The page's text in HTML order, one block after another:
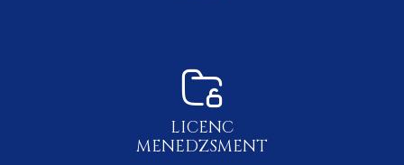
LICENC
MENEDZSMENT